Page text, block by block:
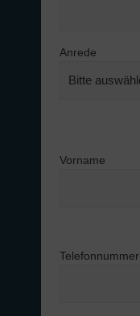
Anrede
Vorname
Telefonnummer